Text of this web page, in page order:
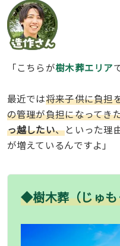
「こちらが樹木葬エリア
最近では将来子供に負担
の管理が負担になってき
っ越したい、といった理
が増えているんですよ」
◆樹木葬（じゅも